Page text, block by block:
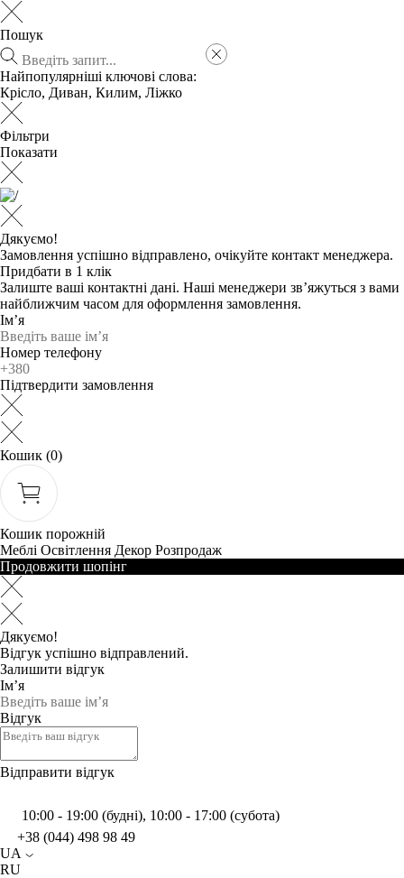
Пошук
Найпопулярніші ключові слова:
Крісло, Диван, Килим, Ліжко
Фільтри
Показати
Дякуємо!
Замовлення успішно відправлено, очікуйте контакт менеджера.
Придбати в 1 клік
Залиште ваші контактні дані. Наші менеджери зв’яжуться з вами
найближчим часом для оформлення замовлення.
Ім’я
Номер телефону
Підтвердити замовлення
Кошик (0)
Кошик порожній
Меблі Освітлення Декор Розпродаж
Продовжити шопінг
Дякуємо!
Відгук успішно відправлений.
Залишити відгук
Ім’я
Відгук
Відправити відгук
10:00 - 19:00 (будні), 10:00 - 17:00 (субота)
+38 (044) 498 98 49
UA
RU